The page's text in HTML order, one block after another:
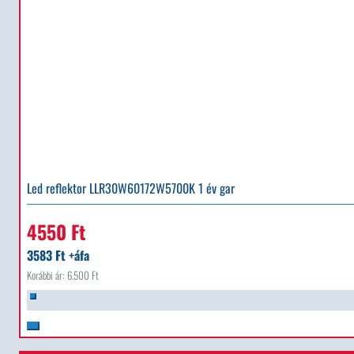
Led reflektor LLR30W60172W5700K 1 év gar
4550 Ft
3583 Ft +áfa
Korábbi ár: 6.500 Ft